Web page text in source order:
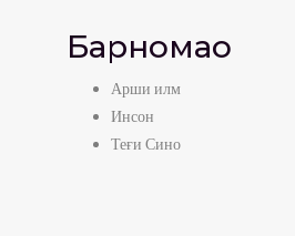
Барномаҳо
Арши илм
Инсон
Теғи Сино